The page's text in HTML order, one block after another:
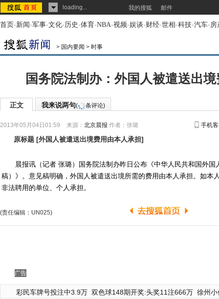
loading... 我的搜狐 邮件
首页-新闻-军事-文化-历史-体育-NBA-视频-娱谈-财经-世相-科技-汽车-房
> 国内要闻 > 时事
国务院法制办：外国人被遣送出
正文 我来说两句( 条评论)
2013年05月04日01:59 来源： 北京晨报 作者：张璐 手机
原标题 [外国人被遣送出境费用由本人承担]
晨报讯（记者 张璐）国务院法制办昨日公布《中华人民共和国外国
稿）》。意见稿明确，外国人被遣送出境所需的费用由本人承担。如本
非法聘用的单位、个人承担。
(责任编辑：UN025)
广告
彩民车牌号投注中3.9万 双色球148期开奖:头奖11注666万 徐州